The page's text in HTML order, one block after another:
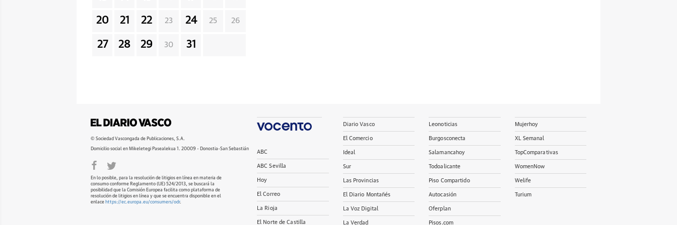
20 21 22 23 24 25 26
27 28 29 30 31
© Sociedad Vascongada de Publicaciones, S.A.
Domicilio social en Mikeletegi Pasealekua 1. 20009 - Donostia-San Sebastián
En lo posible, para la resolución de litigios en línea en materia de
consumo conforme Reglamento (UE) 524/2013, se buscará la
posibilidad que la Comisión Europea facilita como plataforma de
resolución de litigios en línea y que se encuentra disponible en el
enlace https://ec.europa.eu/consumers/odr.
ABC
ABC Sevilla
Hoy
El Correo
La Rioja
El Norte de Castilla
Diario Vasco
El Comercio
Ideal
Sur
Las Provincias
El Diario Montañés
La Voz Digital
La Verdad
Leonoticias
Burgosconecta
Salamancahoy
Todoalicante
Piso Compartido
Autocasión
Oferplan
Pisos.com
Mujerhoy
XL Semanal
TopComparativas
WomenNow
Welife
Turium